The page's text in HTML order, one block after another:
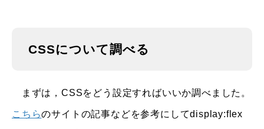
CSSについて調べる
まずは，CSSをどう設定すればいいか調べました。
こちらのサイトの記事などを参考にしてdisplay:flex